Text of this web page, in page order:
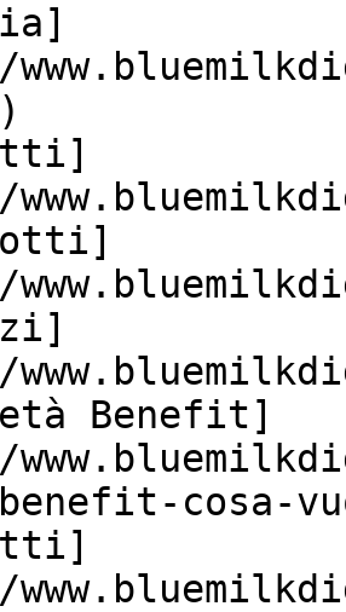
Benefit]
cosa-